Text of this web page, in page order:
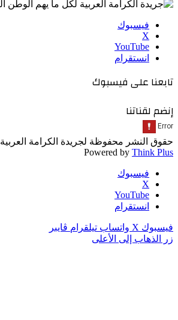
فيسبوك
‫X
‫YouTube
انستقرام
تابعنا على فيسبوك
إنضم لقناتنا
حقوق النشر محفوظة لجريدة الكرامة العربية
Powered by Think Plus
فيسبوك
‫X
‫YouTube
انستقرام
فيسبوك ‫X واتساب تيلقرام ڤايبر
زر الذهاب إلى الأعلى